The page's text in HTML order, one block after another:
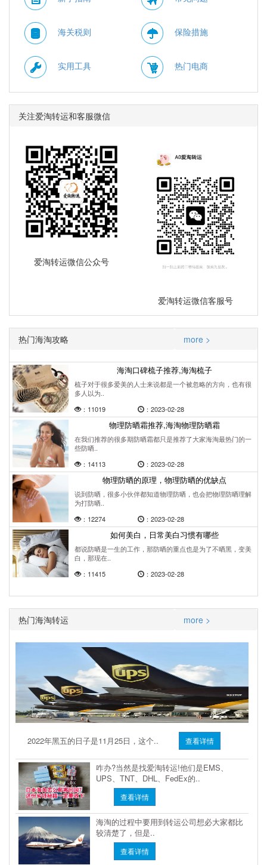
海关税则 保险措施
实用工具 热门电商
关注爱淘转运和客服微信
爱淘转运微信公众号
爱淘转运微信客服号
热门海淘攻略 more >
海淘口碑梳子推荐,海淘梳子
梳子对于很多爱美的人士来说都是一个被忽略的方向，也有很
多人以为..
：11019
：2023-02-28
物理防晒霜推荐,海淘物理防晒霜
在我们推荐的很多期防晒霜都只是推荐了大家海淘最热门的一
些防晒..
：14113
：2023-02-28
物理防晒的原理，物理防晒的优缺点
说到防晒，很多小伙伴都知道物理防晒，也会把物理防晒理解
为打防晒..
：12274
：2023-02-28
如何美白，日常美白习惯有哪些
都说防晒是一生的工作，那防晒的重点也是为了不晒黑，变美
白，那现在..
：11415
：2023-02-28
热门海淘转运 more >
2022年黑五的日子是11月25日，这个.. 查看详情
咋办?当然是找爱淘转运!他们是EMS、
UPS、TNT、DHL、FedEx的..
查看详情
海淘的过程中要用到转运公司想必大家都比
较清楚了，但是..
查看详情